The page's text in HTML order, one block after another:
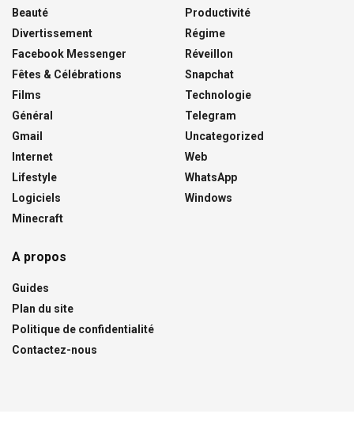
Beauté
Divertissement
Facebook Messenger
Fêtes & Célébrations
Films
Général
Gmail
Internet
Lifestyle
Logiciels
Minecraft
Productivité
Régime
Réveillon
Snapchat
Technologie
Telegram
Uncategorized
Web
WhatsApp
Windows
A propos
Guides
Plan du site
Politique de confidentialité
Contactez-nous